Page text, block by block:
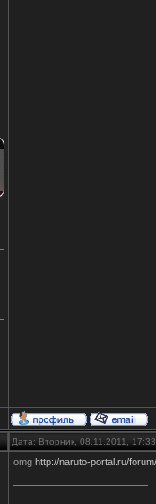
Дата: Вторник, 08.11.2011,
omg http://naruto-portal.ru/